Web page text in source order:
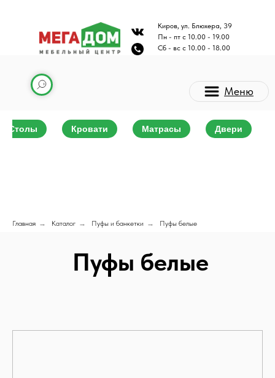
Киров, ул. Блюхера, 39
Пн - пт с 10.00 - 19.00
Сб - вс с 10.00 - 18.00
Меню
Столы Кровати Матрасы Двери
Главная → Каталог → Пуфы и банкетки → Пуфы белые
Пуфы белые